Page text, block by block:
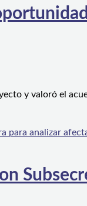
y valoró el